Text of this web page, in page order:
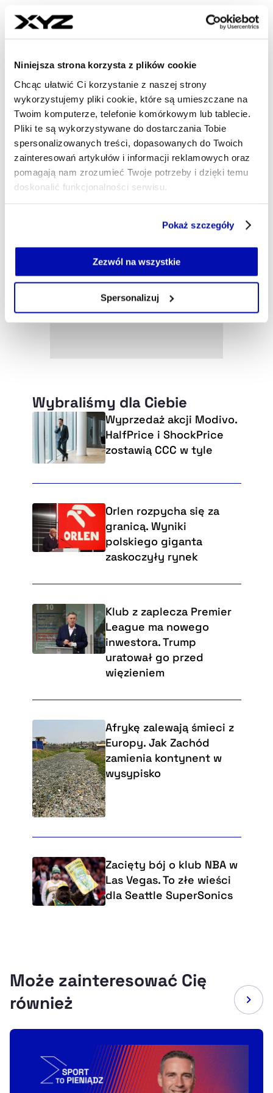
Niniejsza strona korzysta z plików cookie
Chcąc ułatwić Ci korzystanie z naszej strony
wykorzystujemy pliki cookie, które są umieszczane na
Twoim komputerze, telefonie komórkowym lub tablecie.
Pliki te są wykorzystywane do dostarczania Tobie
spersonalizowanych treści, dopasowanych do Twoich
zainteresowań artykułów i informacji reklamowych oraz
pomagają nam zrozumieć Twoje potrzeby i dzięki temu
doskonalić funkcjonalności serwisu.
Jeżeli nie wyrażasz zgody na zapisywanie plików cookie,
możesz łatwo zarządzać swoimi uprawnieniami, np. we
własnej przeglądarce internetowej lub po wybraniu opcji
Pokaż szczegóły
Zezwól na wszystkie
Spersonalizuj
Wybraliśmy dla Ciebie
Wyprzedaż akcji Modivo.
HalfPrice i ShockPrice
zostawią CCC w tyle
Orlen rozpycha się za
granicą. Wyniki
polskiego giganta
zaskoczyły rynek
Klub z zaplecza Premier
League ma nowego
inwestora. Trump
uratował go przed
więzieniem
Afrykę zalewają śmieci z
Europy. Jak Zachód
zamienia kontynent w
wysypisko
Zacięty bój o klub NBA w
Las Vegas. To złe wieści
dla Seattle SuperSonics
Dziennikarz
korespondent „Gazety Wyborczej” m.in. z
Wimbledonu i kortów Rolanda Garrosa. Miłośnik
historii oraz – zgodnie z wykształceniem – świata
finansów.
marek.derylo@xyz.pl
Może zainteresować Cię
również